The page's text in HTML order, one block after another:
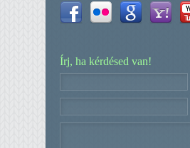
Írj, ha kérdésed van!